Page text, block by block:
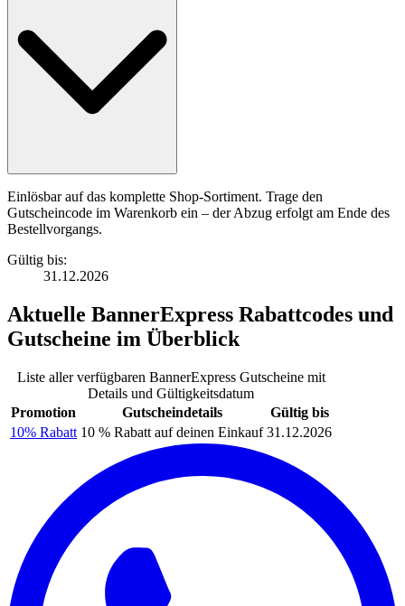
Einlösbar auf das komplette Shop-Sortiment. Trage den
Gutscheincode im Warenkorb ein – der Abzug erfolgt am Ende des
Bestellvorgangs.
Gültig bis:
31.12.2026
Aktuelle BannerExpress Rabattcodes und
Gutscheine im Überblick
Liste aller verfügbaren BannerExpress Gutscheine mit
Details und Gültigkeitsdatum
Promotion
Gutscheindetails
Gültig bis
10% Rabatt 10 % Rabatt auf deinen Einkauf 31.12.2026